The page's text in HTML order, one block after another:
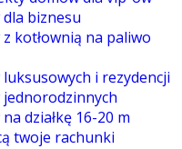
biznesu
kotłownią na paliwo
i rezydencji
działkę 16-20 m
twoje rachunki